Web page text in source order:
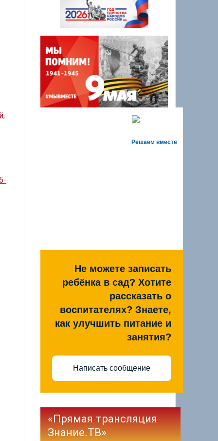
Решаем вместе
Не можете записать
ребёнка в сад? Хотите
рассказать о
воспитателях? Знаете,
как улучшить питание и
занятия?
Написать сообщение
«Прямая трансляция
Знание.ТВ»